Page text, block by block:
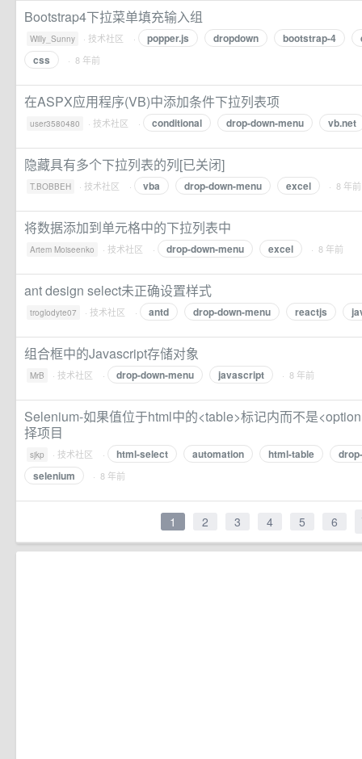
Bootstrap4下拉菜单填充输入组
Willy_Sunny · 技术社区 · popper.js dropdown bootstrap-4
css
· 8 年前
在ASPX应用程序(VB)中添加条件下拉列表项
user3580480 · 技术社区 · conditional drop-down-menu vb.net
隐藏具有多个下拉列表的列[已关闭]
T.BOBBEH · 技术社区 · vba drop-down-menu excel · 8 年前
将数据添加到单元格中的下拉列表中
Artem Moiseenko · 技术社区 · drop-down-menu excel · 8 年前
ant design select未正确设置样式
troglodyte07 · 技术社区 · antd drop-down-menu reactjs
组合框中的Javascript存储对象
MrB · 技术社区 · drop-down-menu javascript · 8 年前
Selenium-如果值位于html中的<table>标记内而不是
择项目
sjkp · 技术社区 · html-select automation html-table
selenium
· 8 年前
1 2 3 4 5 6